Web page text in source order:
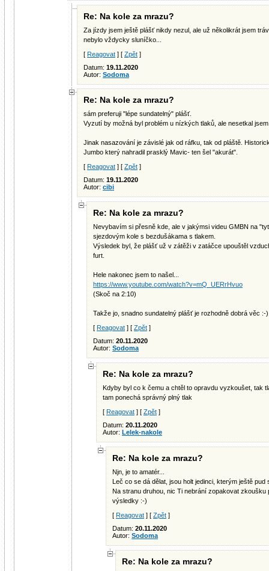
Re: Na kole za mrazu?
Za jízdy jsem ještě plášť nikdy nezul, ale už několikrát jsem
nebylo vždycky sluníčko...
[ Reagovat ] [ Zpět ]
Datum: 19.11.2020
Autor: Sodoma
Re: Na kole za mrazu?
sám preferuji "lépe sundatelný" plášť.
Vyzutí by možná byl problém u nízkých tlaků, ale nesetkal
Jinak nasazování je závislé jak od ráfku, tak od pláště.
Jumbo který nahradil prasklý Mavic- ten šel "akurát".
[ Reagovat ] [ Zpět ]
Datum: 19.11.2020
Autor: cibi
Re: Na kole za mrazu?
Nevybavím si přesně kde, ale v jakýmsi videu GMBN na
sjezdovým kole s bezdušákama s tlakem.
Výsledek byl, že plášť už v zátěži v zatáčce upouštěl
furt.
Hele nakonec jsem to našel...
https://www.youtube.com/watch?v=mQ_UERrHvuo
(Skoč na 2:10)
Takže jo, snadno sundatelný plášť je rozhodně dobrá věc :-)
[ Reagovat ] [ Zpět ]
Datum: 20.11.2020
Autor: Sodoma
Re: Na kole za mrazu?
Kdyby byl co k čemu a chtěl to opravdu vyzkoušet, tak
tam ponechá správný plný tlak
[ Reagovat ] [ Zpět ]
Datum: 20.11.2020
Autor: Lelek-nakole
Re: Na kole za mrazu?
Njn, je to amatér...
Leč co se dá dělat, jsou holt jedinci, kterým ještě pud
Na stranu druhou, nic Ti nebrání zopakovat zkoušku
výsledky :-)
[ Reagovat ] [ Zpět ]
Datum: 20.11.2020
Autor: Sodoma
Re: Na kole za mrazu?